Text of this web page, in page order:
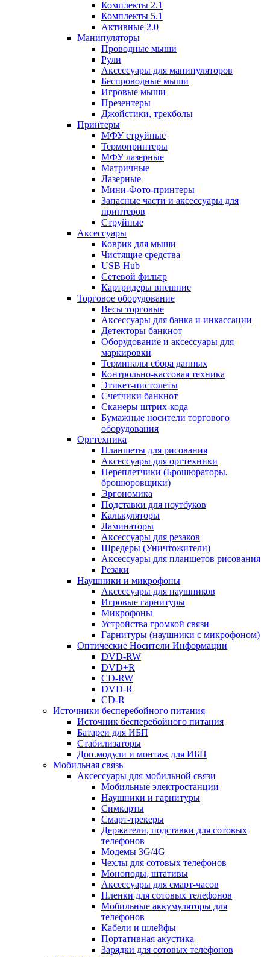
Комплекты 2.1
Комплекты 5.1
Активные 2.0
Манипуляторы
Проводные мыши
Рули
Аксессуары для манипуляторов
Беспроводные мыши
Игровые мыши
Презентеры
Джойстики, трекболы
Принтеры
МФУ струйные
Термопринтеры
МФУ лазерные
Матричные
Лазерные
Мини-Фото-принтеры
Запасные части и аксессуары для
принтеров
Струйные
Аксессуары
Коврик для мыши
Чистящие средства
USB Hub
Сетевой фильтр
Картридеры внешние
Торговое оборудование
Весы торговые
Аксессуары для банка и инкассации
Детекторы банкнот
Оборудование и аксессуары для
маркировки
Терминалы сбора данных
Контрольно-кассовая техника
Этикет-пистолеты
Счетчики банкнот
Сканеры штрих-кода
Бумажные носители торгового
оборудования
Оргтехника
Планшеты для рисования
Аксессуары для оргтехники
Переплетчики (Брошюраторы,
брошюровщики)
Эргономика
Подставки для ноутбуков
Калькуляторы
Ламинаторы
Аксессуары для резаков
Шредеры (Уничтожители)
Аксессуары для планшетов рисования
Резаки
Наушники и микрофоны
Аксессуары для наушников
Игровые гарнитуры
Микрофоны
Устройства громкой связи
Гарнитуры (наушники с микрофоном)
Оптические Носители Информации
DVD-RW
DVD+R
CD-RW
DVD-R
CD-R
Источники бесперебойного питания
Источник бесперебойного питания
Батареи для ИБП
Стабилизаторы
Доп.модули и монтаж для ИБП
Мобильная связь
Аксессуары для мобильной связи
Мобильные электростанции
Наушники и гарнитуры
Симкарты
Смарт-трекеры
Держатели, подставки для сотовых
телефонов
Модемы 3G/4G
Чехлы для сотовых телефонов
Моноподы, штативы
Аксессуары для смарт-часов
Пленки для сотовых телефонов
Мобильные аккумуляторы для
телефонов
Кабели и шлейфы
Портативная акустика
Зарядки для сотовых телефонов